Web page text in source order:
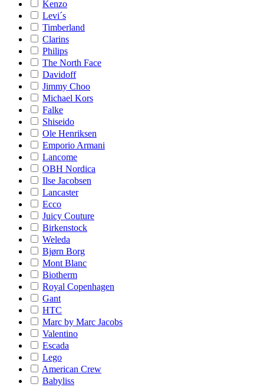
Kenzo
Levi´s
Timberland
Clarins
Philips
The North Face
Davidoff
Jimmy Choo
Michael Kors
Falke
Shiseido
Ole Henriksen
Emporio Armani
Lancome
OBH Nordica
Ilse Jacobsen
Lancaster
Ecco
Juicy Couture
Birkenstock
Weleda
Bjørn Borg
Mont Blanc
Biotherm
Royal Copenhagen
Gant
HTC
Marc by Marc Jacobs
Valentino
Escada
Lego
American Crew
Babyliss